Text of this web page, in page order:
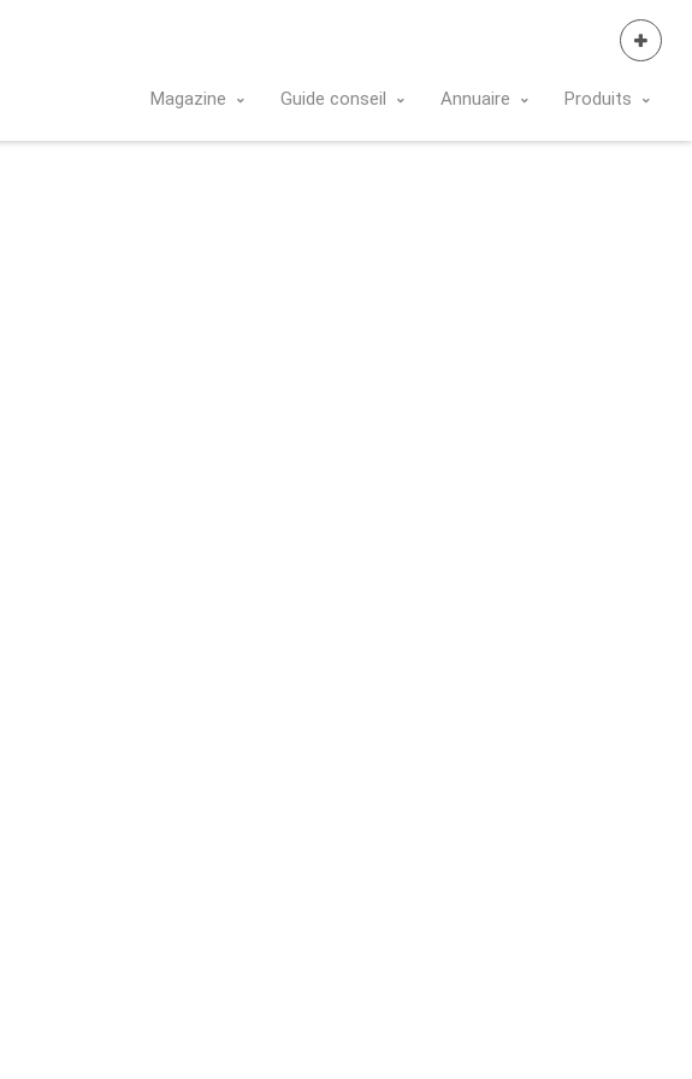
Magazine Guide conseil Annuaire Produits